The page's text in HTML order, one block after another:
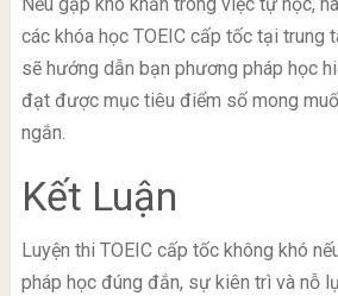
các khóa học TOEIC cấp tốc tại trung
sẽ hướng dẫn bạn phương pháp học
đạt được mục tiêu điểm số mong
ngắn.
Kết Luận
Luyện thi TOEIC cấp tốc không khó
pháp học đúng đắn, sự kiên trì và nỗ